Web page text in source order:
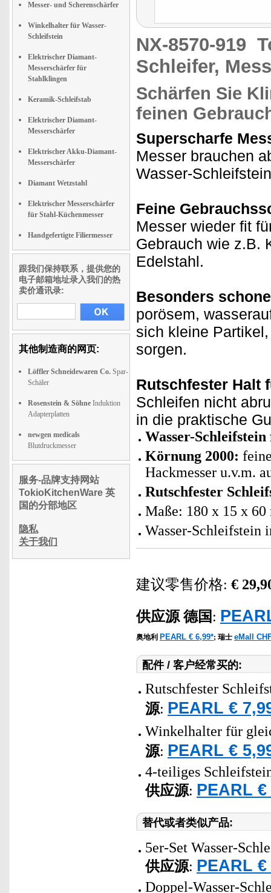
Messer- und Scherenschärfer
Winkelhalter für Wasser-
Schleifstein
Elektrischer Diamant-
Messerschärfer für
Stahlklingen
Keramik-Schleifstab
Elektrischer Diamant-
Messerschärfer
Elektrischer Akku-Diamant-
Messerschärfer
Diamant Wetzstahl
Elektrischer Messerschärfer
für Stahl-Küchenmesser
Handgefertigte Filiermesser
跟我们保持联系，提供您的
电子邮箱地址录入我们的热
卖价通讯录:
其他制造商的网页:
Löffler Schneidewaren Co. Spar-
Schäler
Rosenstein & Söhne Induktion
Adapterplatten
newgen medicals
Blutdruckmesser
服务-品牌支持网站
TokioKitchenWare 英
国的分部地区
隐私
关于我们
NX-8570-919
Schleifer,
Schärfen Sie
feinen
Superscharfe
Messer brauchen
Wasser-
Feine
Messer wieder fit
Gebrauch wie z.B.
Edelstahl.
Besonders
porösem,
sich kleine
sorgen.
Rutschfester Halt
Schleifen nicht
in die praktische
Wasser-
Körnung 2000:
Hackmesser u.v.m.
Rutschfester
Maße: 180 x 15 x
Wasser-Schleifstein
建议零售价格: €
供应源 德国 :
奥地利 PEARL € 6,99*; 瑞士 eMall
配件 / 客户经常买的:
Rutschfester
源: PEARL €
Winkelhalter für
源: PEARL €
4-teiliges
供应源: PEARL €
替代或者类似产品:
5er-Set Wasser-
供应源: PEARL €
Doppel-Wasser-